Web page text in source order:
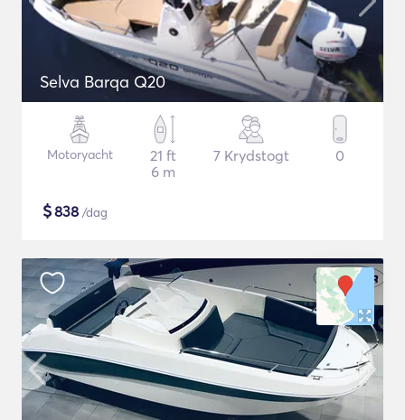
Selva Barqa Q20
Motoryacht
21 ft
6 m
7 Krydstogt 0
$838 /dag